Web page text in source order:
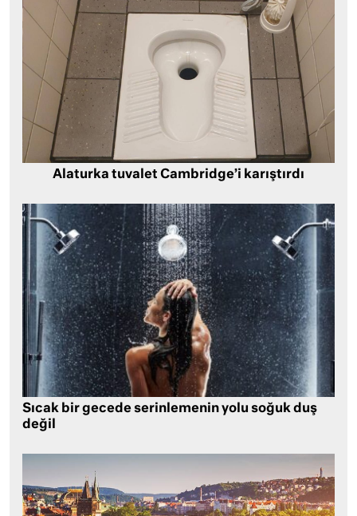
Alaturka tuvalet Cambridge’i karıştırdı
Sıcak bir gecede serinlemenin yolu soğuk duş
değil